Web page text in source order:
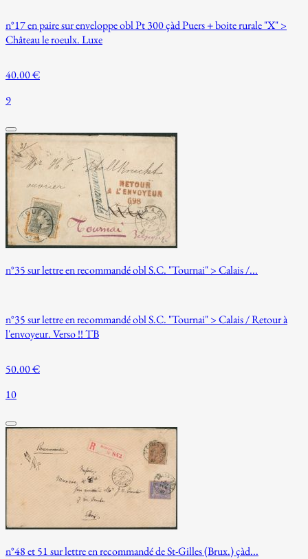
n°17 en paire sur enveloppe obl Pt 300 çàd Puers + boite rurale "X" >
Château le roeulx. Luxe
40.00 €
9
n°35 sur lettre en recommandé obl S.C. "Tournai" > Calais /...
n°35 sur lettre en recommandé obl S.C. "Tournai" > Calais / Retour à
l'envoyeur. Verso !! TB
50.00 €
10
n°48 et 51 sur lettre en recommandé de St-Gilles (Brux.) çàd...